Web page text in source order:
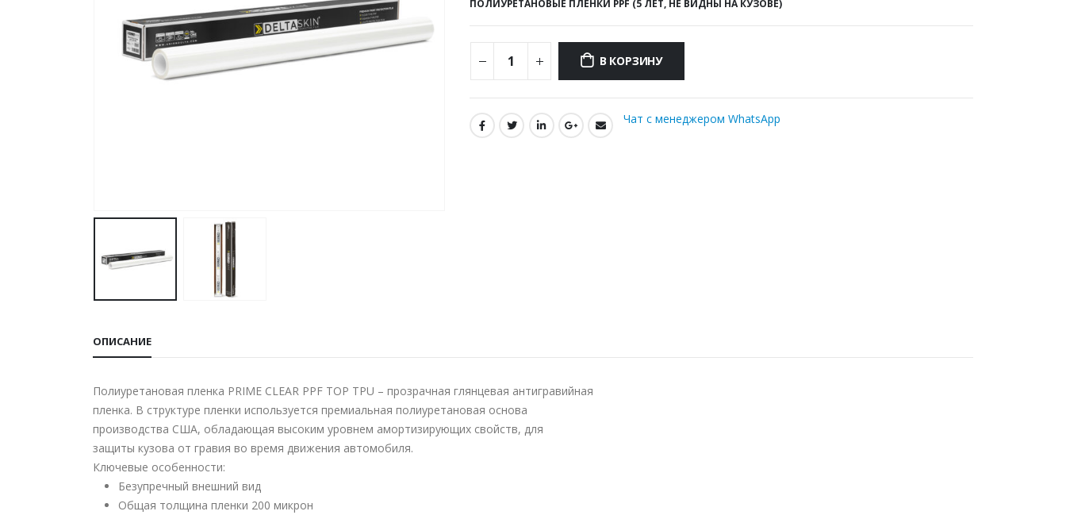
ПОЛИУРЕТАНОВЫЕ ПЛЕНКИ PPF (5 ЛЕТ, НЕ ВИДНЫ НА КУЗОВЕ)
В КОРЗИНУ
Чат с менеджером WhatsApp
ОПИСАНИЕ
Полиуретановая пленка PRIME CLEAR PPF TOP TPU – прозрачная глянцевая антигравийная
пленка. В структуре пленки используется премиальная полиуретановая основа
производства США, обладающая высоким уровнем амортизирующих свойств, для
защиты кузова от гравия во время движения автомобиля.
Ключевые особенности:
Безупречный внешний вид
Общая толщина пленки 200 микрон